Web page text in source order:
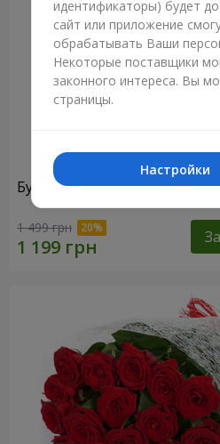
Букет "Сладкая мелодия"
1 499 грн
идентификаторы) будет
сайт или приложение
обрабатывать Ваши
Некоторые поставщики
законного интереса. Вы
страницы.
Настройки